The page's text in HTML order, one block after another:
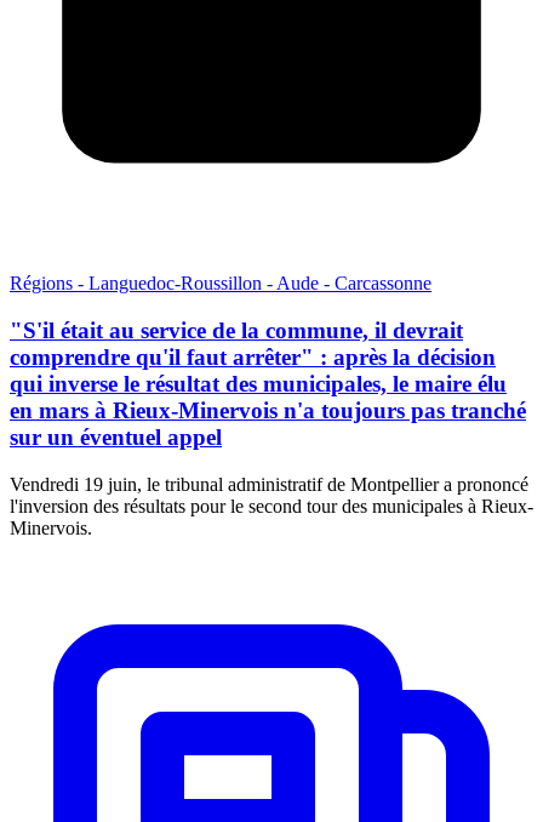
Régions - Languedoc-Roussillon - Aude - Carcassonne
"S'il était au service de la commune, il devrait
comprendre qu'il faut arrêter" : après la décision
qui inverse le résultat des municipales, le maire élu
en mars à Rieux-Minervois n'a toujours pas tranché
sur un éventuel appel
Vendredi 19 juin, le tribunal administratif de Montpellier a prononcé
l'inversion des résultats pour le second tour des municipales à Rieux-
Minervois.